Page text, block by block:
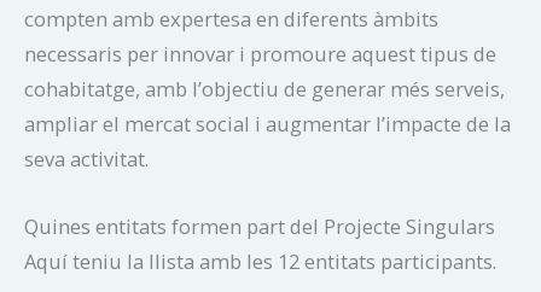
compten amb expertesa en diferents àmbits
necessaris per innovar i promoure aquest tipus de
cohabitatge, amb l’objectiu de generar més serveis,
ampliar el mercat social i augmentar l’impacte de la
seva activitat.
Quines entitats formen part del Projecte Singulars
Aquí teniu la llista amb les 12 entitats participants.